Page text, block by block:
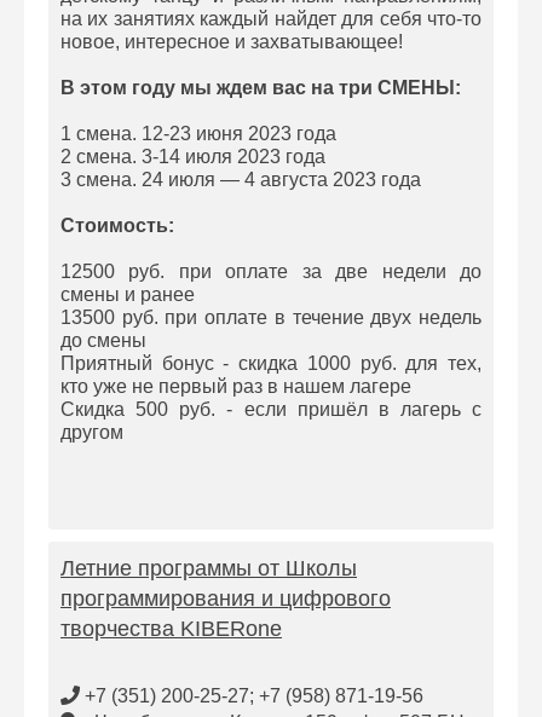
на их занятиях каждый найдет для себя что-то
новое, интересное и захватывающее!
В этом году мы ждем вас на три СМЕНЫ:
1 смена. 12-23 июня 2023 года
2 смена. 3-14 июля 2023 года
3 смена. 24 июля — 4 августа 2023 года
Стоимость:
12500 руб. при оплате за две недели до
смены и ранее
13500 руб. при оплате в течение двух недель
до смены
Приятный бонус - скидка 1000 руб. для тех,
кто уже не первый раз в нашем лагере
Скидка 500 руб. - если пришёл в лагерь с
другом
Летние программы от Школы
программирования и цифрового
творчества KIBERone
+7 (351) 200-25-27; +7 (958) 871-19-56